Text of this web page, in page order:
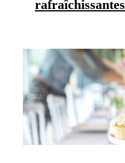
rafraîchissantes